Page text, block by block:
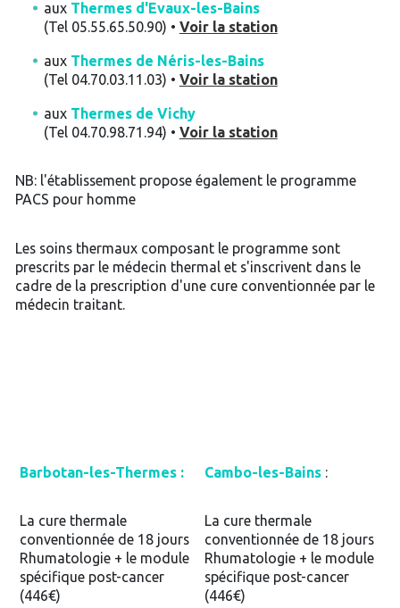
aux Thermes d'Evaux-les-Bains
(Tel 05.55.65.50.90) • Voir la station
aux Thermes de Néris-les-Bains
(Tel 04.70.03.11.03) • Voir la station
aux Thermes de Vichy
(Tel 04.70.98.71.94) • Voir la station
NB: l'établissement propose également le programme
PACS pour homme
Les soins thermaux composant le programme sont
prescrits par le médecin thermal et s'inscrivent dans le
cadre de la prescription d'une cure conventionnée par le
médecin traitant.
Barbotan-les-Thermes :
La cure thermale
conventionnée de 18 jours
Rhumatologie + le module
spécifique post-cancer
(446€)
Cambo-les-Bains:
La cure thermale
conventionnée de 18 jours
Rhumatologie + le module
spécifique post-cancer
(446€)